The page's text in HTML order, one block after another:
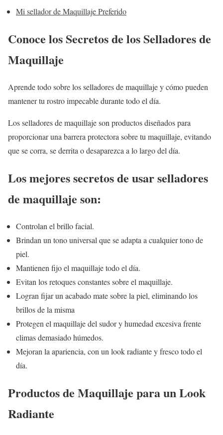
Mi sellador de Maquillaje Preferido
Conoce los Secretos de los Selladores de
Maquillaje
Aprende todo sobre los selladores de maquillaje y cómo pueden
mantener tu rostro impecable durante todo el día.
Los selladores de maquillaje son productos diseñados para
proporcionar una barrera protectora sobre tu maquillaje, evitando
que se corra, se derrita o desaparezca a lo largo del día.
Los mejores secretos de usar selladores
de maquillaje son:
Controlan el brillo facial.
Brindan un tono universal que se adapta a cualquier tono de
piel.
Mantienen fijo el maquillaje todo el día.
Evitan los retoques constantes sobre el maquillaje.
Logran fijar un acabado mate sobre la piel, eliminando los
brillos de la misma
Protegen el maquillaje del sudor y humedad excesiva frente
climas demasiado húmedos.
Mejoran la apariencia, con un look radiante y fresco todo el
día.
Productos de Maquillaje para un Look
Radiante